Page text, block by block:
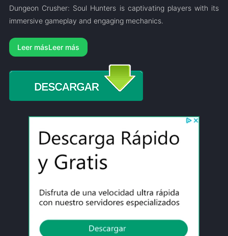
Dungeon Crusher: Soul Hunters is captivating players with its
immersive gameplay and engaging mechanics.
Leer más